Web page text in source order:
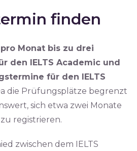
finden
Monat bis zu drei
den IELTS Academic und
für den IELTS
die Prüfungsplätze begrenzt
sich etwa zwei Monate
registrieren.
zwischen dem IELTS